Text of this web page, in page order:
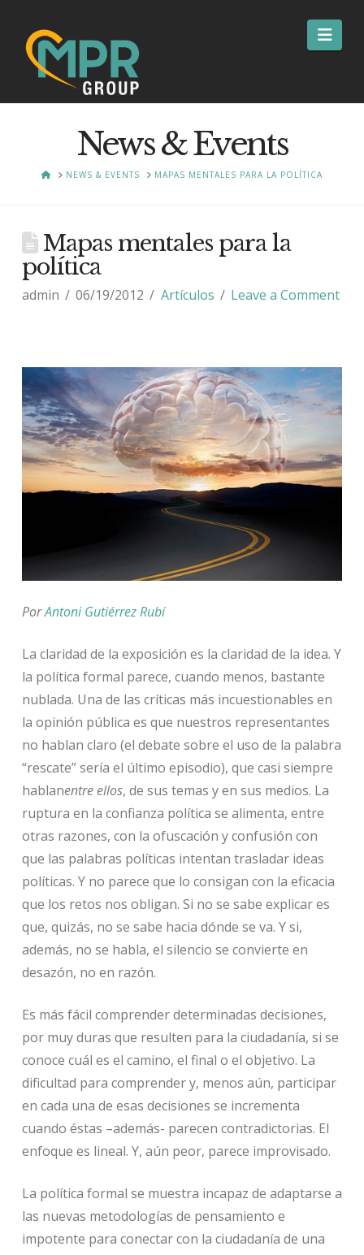
News & Events
HOMENEWS & EVENTS MAPAS MENTALES PARA LA POLÍTICA
Mapas mentales para la
política
admin 06/19/2012 Artículos Leave a Comment
PorAntoni Gutiérrez Rubí
La claridad de la exposición es la claridad de la idea. Y
la política formal parece, cuando menos, bastante
nublada. Una de las críticas más incuestionables en
la opinión pública es que nuestros representantes
no hablan claro (el debate sobre el uso de la palabra
“rescate” sería el último episodio), que casi siempre
hablanentre ellos, de sus temas y en sus medios. La
ruptura en la confianza política se alimenta, entre
otras razones, con la ofuscación y confusión con
que las palabras políticas intentan trasladar ideas
políticas. Y no parece que lo consigan con la eficacia
que los retos nos obligan. Si no se sabe explicar es
que, quizás, no se sabe hacia dónde se va. Y si,
además, no se habla, el silencio se convierte en
desazón, no en razón.
Es más fácil comprender determinadas decisiones,
por muy duras que resulten para la ciudadanía, si se
conoce cuál es el camino, el final o el objetivo. La
dificultad para comprender y, menos aún, participar
en cada una de esas decisiones se incrementa
cuando éstas –además- parecen contradictorias. El
enfoque es lineal. Y, aún peor, parece improvisado.
La política formal se muestra incapaz de adaptarse a
las nuevas metodologías de pensamiento e
impotente para conectar con la ciudadanía de una